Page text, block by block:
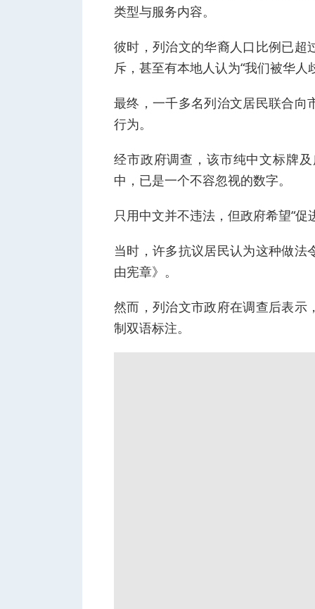
类型与服务内容。
彼时，列治文的华裔人口比例已超
斥，甚至有本地人认为“我们被华
最终，一千多名列治文居民联合向
行为。
经市政府调查，该市纯中文标牌
中，已是一个不容忽视的数字。
只用中文并不违法，但政府希望“促
当时，许多抗议居民认为这种做
由宪章》。
然而，列治文市政府在调查后表示
制双语标注。